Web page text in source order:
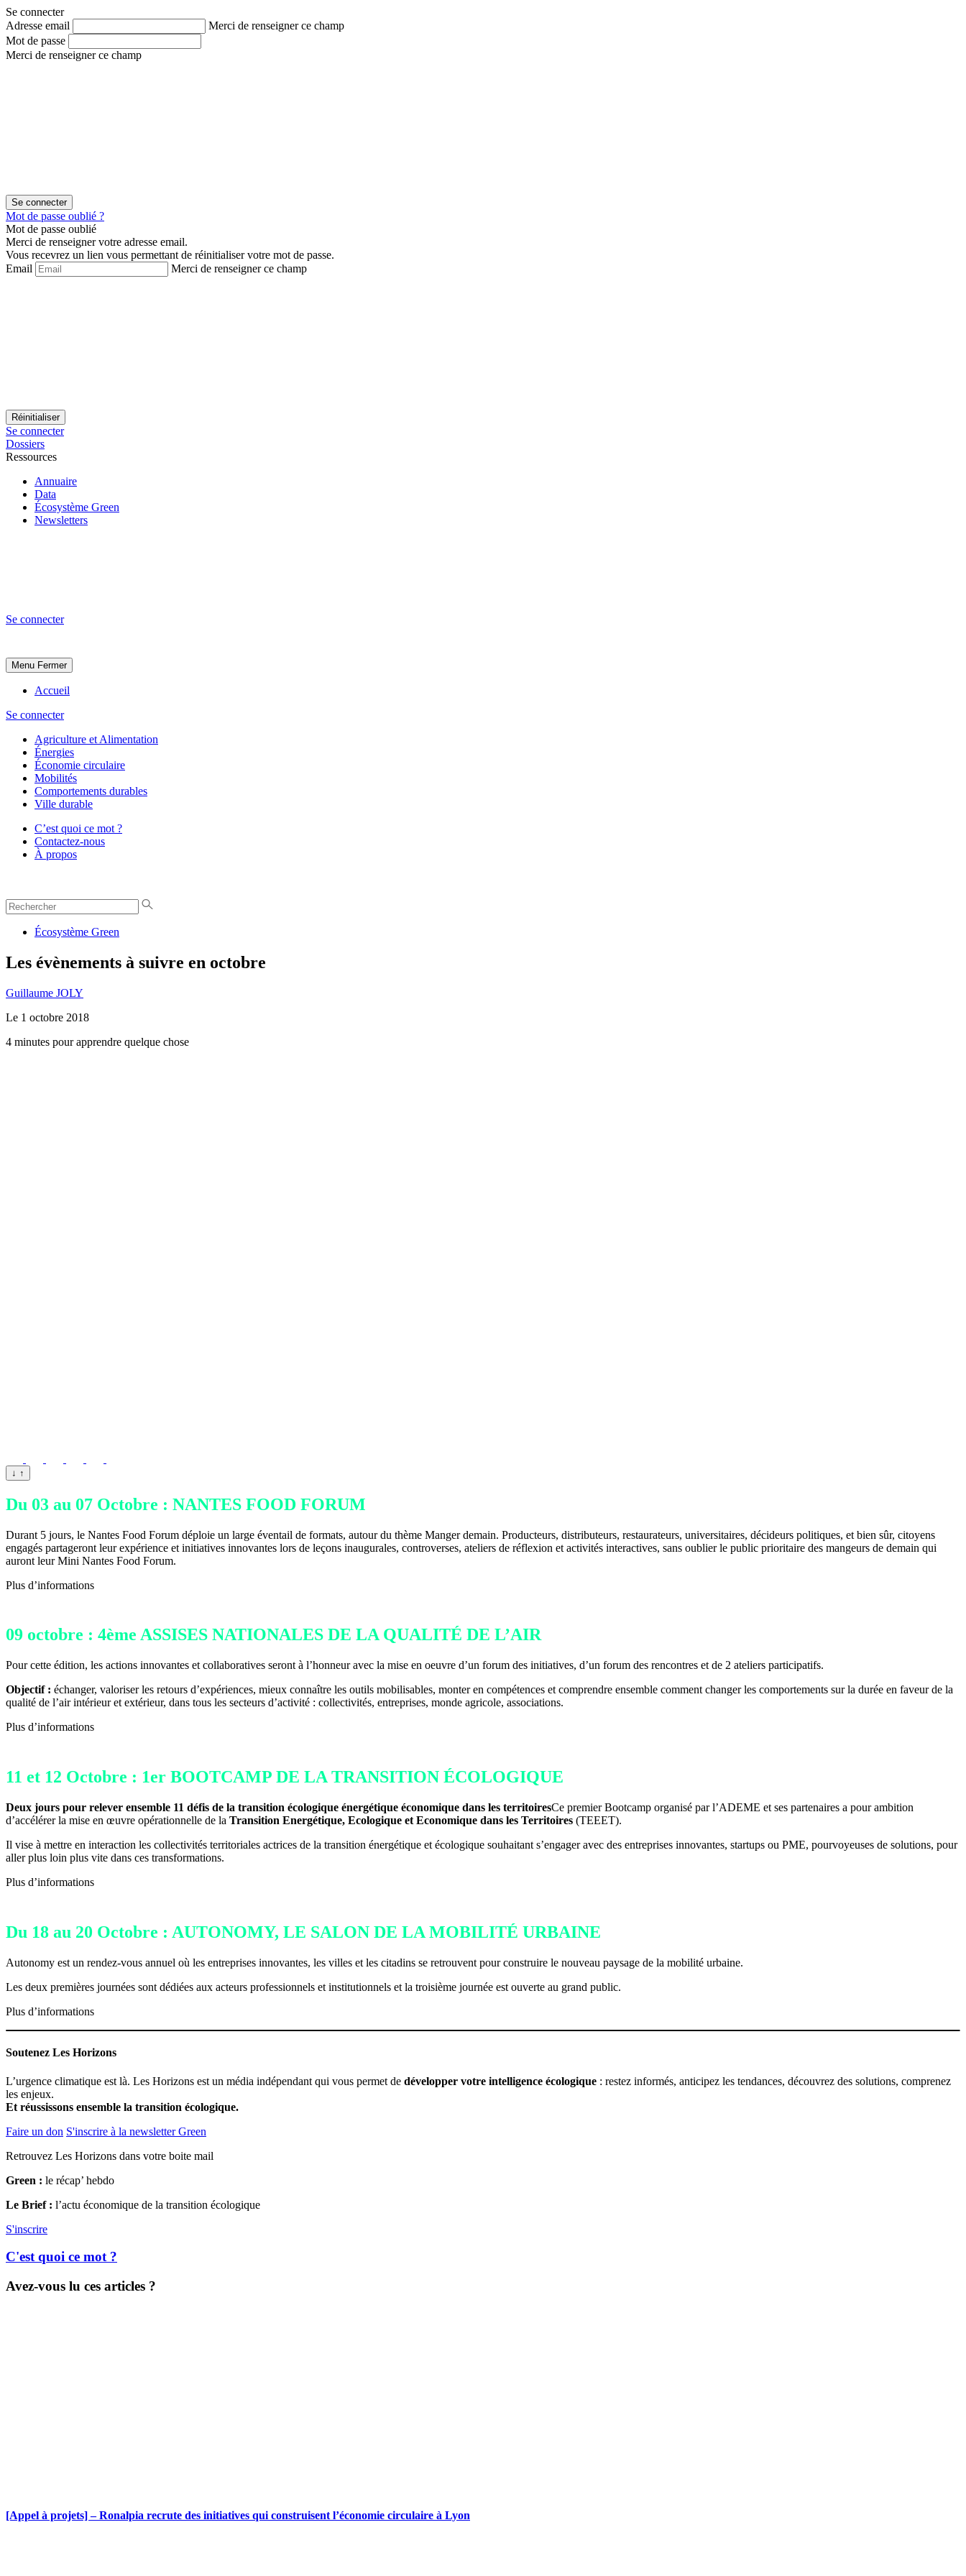
Aller
au
contenu
Aller
au
menu
Se connecter
Adresse email
Merci de renseigner ce champ
Mot de passe
Merci de renseigner ce champ
Mot de passe oublié ?
Mot de passe oublié
Merci de renseigner votre adresse email.
Vous recevrez un lien vous permettant de réinitialiser votre mot de passe.
Email
Merci de renseigner ce champ
Se connecter
Dossiers
Ressources
Annuaire
Data
Écosystème Green
Newsletters
Se connecter
Menu Fermer
Accueil
Se connecter
Agriculture et Alimentation
Énergies
Économie circulaire
Mobilités
Comportements durables
Ville durable
C’est quoi ce mot ?
Contactez-nous
À propos
Écosystème Green
Les évènements à suivre en octobre
Guillaume JOLY
Le 1 octobre 2018
4 minutes pour apprendre quelque chose
↓ ↑
Du 03 au 07 Octobre : NANTES FOOD FORUM
Durant 5 jours, le Nantes Food Forum déploie un large éventail de formats, autour du thème Manger demain. Producteurs, distributeurs, restaurateurs, universitaires, décideurs politiques, et bien sûr, citoyens
engagés partageront leur expérience et initiatives innovantes lors de leçons inaugurales, controverses, ateliers de réflexion et activités interactives, sans oublier le public prioritaire des mangeurs de demain qui
auront leur Mini Nantes Food Forum.
Plus d’informations
09 octobre : 4ème ASSISES NATIONALES DE LA QUALITÉ DE L’AIR
Pour cette édition, les actions innovantes et collaboratives seront à l’honneur avec la mise en oeuvre d’un forum des initiatives, d’un forum des rencontres et de 2 ateliers participatifs.
Objectif : échanger, valoriser les retours d’expériences, mieux connaître les outils mobilisables, monter en compétences et comprendre ensemble comment changer les comportements sur la durée en faveur de la
qualité de l’air intérieur et extérieur, dans tous les secteurs d’activité : collectivités, entreprises, monde agricole, associations.
Plus d’informations
11 et 12 Octobre : 1er BOOTCAMP DE LA TRANSITION ÉCOLOGIQUE
Deux jours pour relever ensemble 11 défis de la transition écologique énergétique économique dans les territoiresCe premier Bootcamp organisé par l’ADEME et ses partenaires a pour ambition
d’accélérer la mise en œuvre opérationnelle de la Transition Energétique, Ecologique et Economique dans les Territoires (TEEET).
Il vise à mettre en interaction les collectivités territoriales actrices de la transition énergétique et écologique souhaitant s’engager avec des entreprises innovantes, startups ou PME, pourvoyeuses de solutions, pour
aller plus loin plus vite dans ces transformations.
Plus d’informations
Du 18 au 20 Octobre : AUTONOMY, LE SALON DE LA MOBILITÉ URBAINE
Autonomy est un rendez-vous annuel où les entreprises innovantes, les villes et les citadins se retrouvent pour construire le nouveau paysage de la mobilité urbaine.
Les deux premières journées sont dédiées aux acteurs professionnels et institutionnels et la troisième journée est ouverte au grand public.
Plus d’informations
Soutenez Les Horizons
L’urgence climatique est là. Les Horizons est un média indépendant qui vous permet de développer votre intelligence écologique : restez informés, anticipez les tendances, découvrez des solutions, comprenez
les enjeux.
Et réussissons ensemble la transition écologique.
Faire un don S'inscrire à la newsletter Green
Retrouvez Les Horizons dans votre boite mail
Green : le récap’ hebdo
Le Brief : l’actu économique de la transition écologique
S'inscrire
C'est quoi ce mot ?
Avez-vous lu ces articles ?
[Appel à projets] – Ronalpia recrute des initiatives qui construisent l’économie circulaire à Lyon